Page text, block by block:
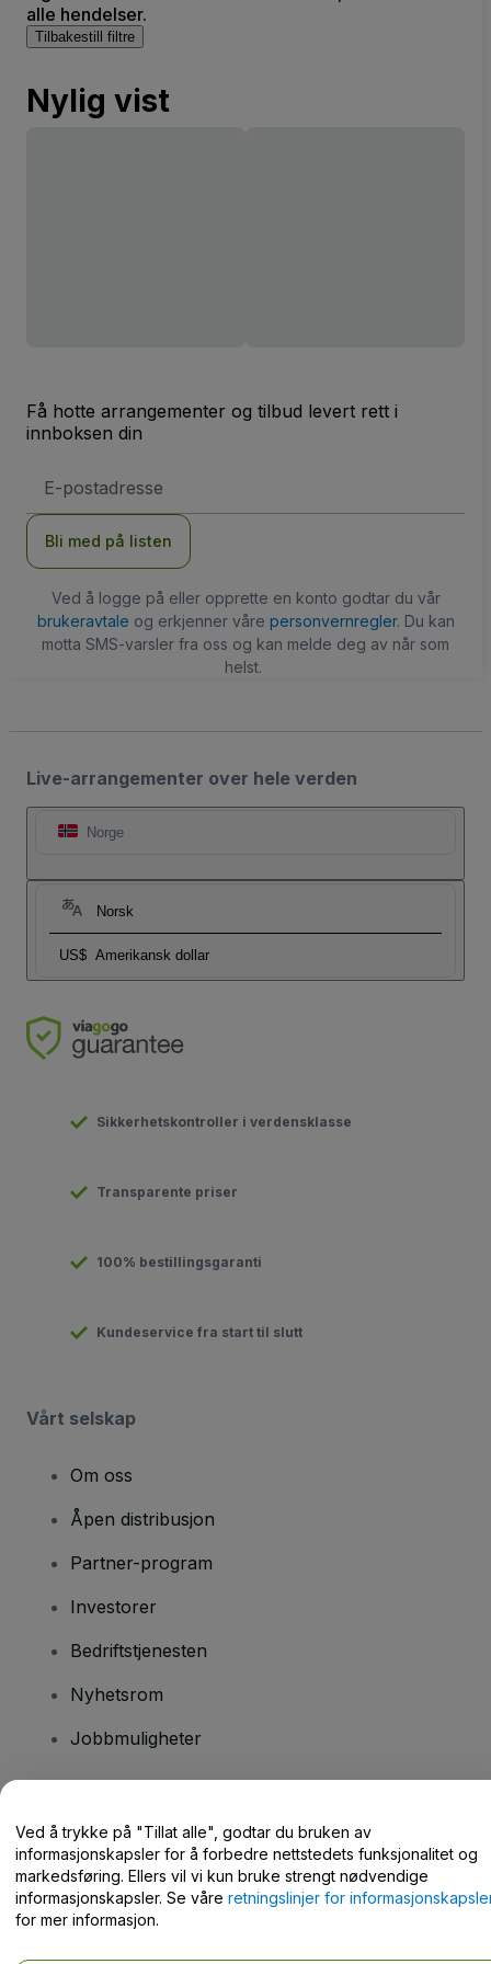
alle hendelser.
Tilbakestill filtre
Nylig vist
Få hotte arrangementer og tilbud levert rett i
innboksen din
postadresse
Bli med på listen
Ved å logge på eller opprette en konto godtar du vår
brukeravtale og erkjenner våre personvernregler. Du kan
motta SMS-varsler fra oss og kan melde deg av når som
helst.
Live-arrangementer over hele verden
Norge
Norsk
US$ Amerikansk dollar
Sikkerhetskontroller i verdensklasse
Transparente priser
100% bestillingsgaranti
Kundeservice fra start til slutt
Vårt selskap
Om oss
Åpen distribusjon
Partner-program
Investorer
Bedriftstjenesten
Nyhetsrom
Jobbmuligheter
Hjelpesenter / kontakt oss
Ved å trykke på "Tillat alle", godtar du bruken av
informasjonskapsler for å forbedre nettstedets funksjonalitet og
markedsføring. Ellers vil vi kun bruke strengt nødvendige
informasjonskapsler. Se våre retningslinjer for
for mer informasjon.